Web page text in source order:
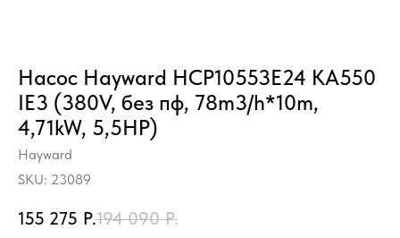
Насос Hayward HCP10553E24 KA550
IE3 (380V, без пф, 78m3/h*10m,
4,71kW, 5,5HP)
Hayward
SKU: 23089
155 275 Р.194 090 Р.